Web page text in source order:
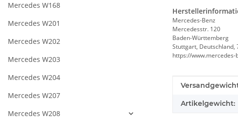
Mercedes-Benz
Mercedesstr. 120
Baden-Württemberg
Stuttgart, Deutschland,
https://www.mercedes-
Wert
Artikelgewicht:
Mercedes W168
Mercedes W201
Mercedes W202
Mercedes W203
Mercedes W204
Mercedes W207
Mercedes W208